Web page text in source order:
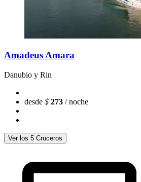
Amadeus Amara
Danubio y Rin
desde $ 273 / noche
Ver los 5 Cruceros